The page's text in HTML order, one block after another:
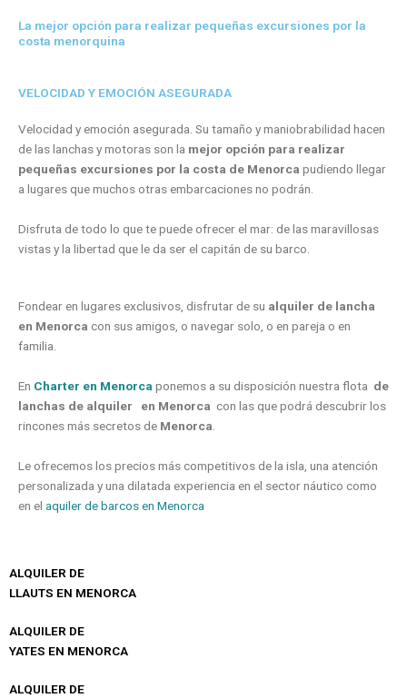
La mejor opción para realizar pequeñas excursiones por la
costa menorquina
VELOCIDAD Y EMOCIÓN ASEGURADA
Velocidad y emoción asegurada. Su tamaño y maniobrabilidad hacen
de las lanchas y motoras son la mejor opción para realizar
pequeñas excursiones por la costa de Menorca pudiendo llegar
a lugares que muchos otras embarcaciones no podrán.
Disfruta de todo lo que te puede ofrecer el mar: de las maravillosas
vistas y la libertad que le da ser el capitán de su barco.
Fondear en lugares exclusivos, disfrutar de su alquiler de lancha
en Menorca con sus amigos, o navegar solo, o en pareja o en
familia.
En Charter en Menorca ponemos a su disposición nuestra flota de
lanchas de alquiler
en Menorca con las que podrá descubrir los
rincones más secretos de Menorca.
Le ofrecemos los precios más competitivos de la isla, una atención
personalizada y una dilatada experiencia en el sector náutico como
en el aquiler de barcos en Menorca
ALQUILER DE
LLAUTS EN MENORCA
ALQUILER DE
YATES EN MENORCA
ALQUILER DE